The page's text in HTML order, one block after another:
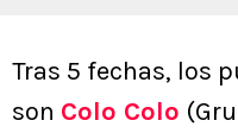
Tras 5 fechas, los
son Colo Colo